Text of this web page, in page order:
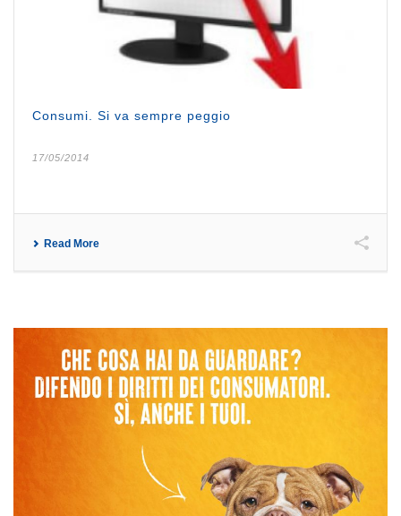
Consumi. Si va sempre peggio
17/05/2014
Read More